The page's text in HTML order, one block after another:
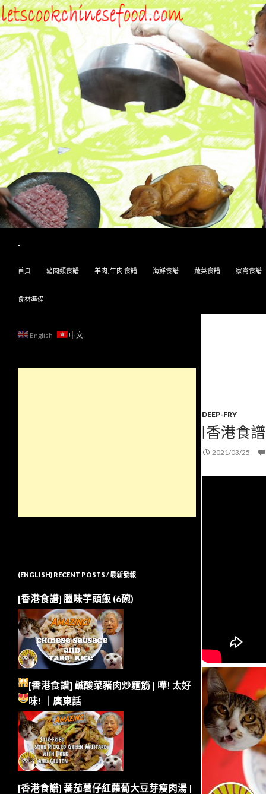
.
首頁
豬肉類食譜 羊肉, 牛肉 食譜 海鮮食譜 蔬菜食譜 家禽食譜
食材準備
DEEP-FRY
[香港食
2021/03/25
English 中文
(ENGLISH) RECENT POSTS / 最新發報
[香港食譜] 臘味芋頭飯 (6碗)
[香港食譜] 鹹酸菜豬肉炒麵筋 | 嘩! 太好
味!
｜廣東話
[香港食譜] 蕃茄薯仔紅蘿蔔大豆芽瘦肉湯 |